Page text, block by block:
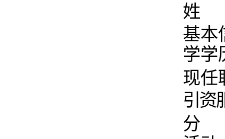
姓
基本
学学
现任
引资
分